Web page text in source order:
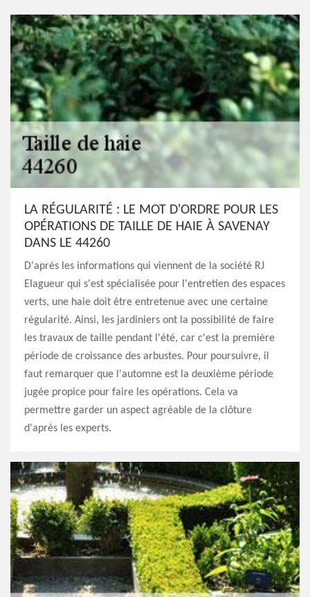
LA RÉGULARITÉ : LE MOT D'ORDRE POUR LES
OPÉRATIONS DE TAILLE DE HAIE À SAVENAY
DANS LE 44260
D'après les informations qui viennent de la société RJ
Elagueur qui s'est spécialisée pour l'entretien des espaces
verts, une haie doit être entretenue avec une certaine
régularité. Ainsi, les jardiniers ont la possibilité de faire
les travaux de taille pendant l'été, car c'est la première
période de croissance des arbustes. Pour poursuivre, il
faut remarquer que l'automne est la deuxième période
jugée propice pour faire les opérations. Cela va
permettre garder un aspect agréable de la clôture
d'après les experts.